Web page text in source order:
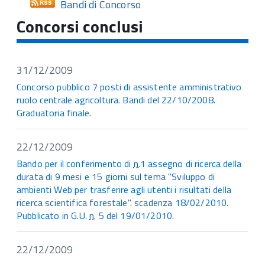
Bandi di Concorso
Concorsi conclusi
31/12/2009
Concorso pubblico 7 posti di assistente amministrativo
ruolo centrale agricoltura. Bandi del 22/10/2008.
Graduatoria finale.
22/12/2009
Bando per il conferimento di n.1 assegno di ricerca della
durata di 9 mesi e 15 giorni sul tema "Sviluppo di
ambienti Web per trasferire agli utenti i risultati della
ricerca scientifica forestale". scadenza 18/02/2010.
Pubblicato in G.U.n. 5 del 19/01/2010.
22/12/2009